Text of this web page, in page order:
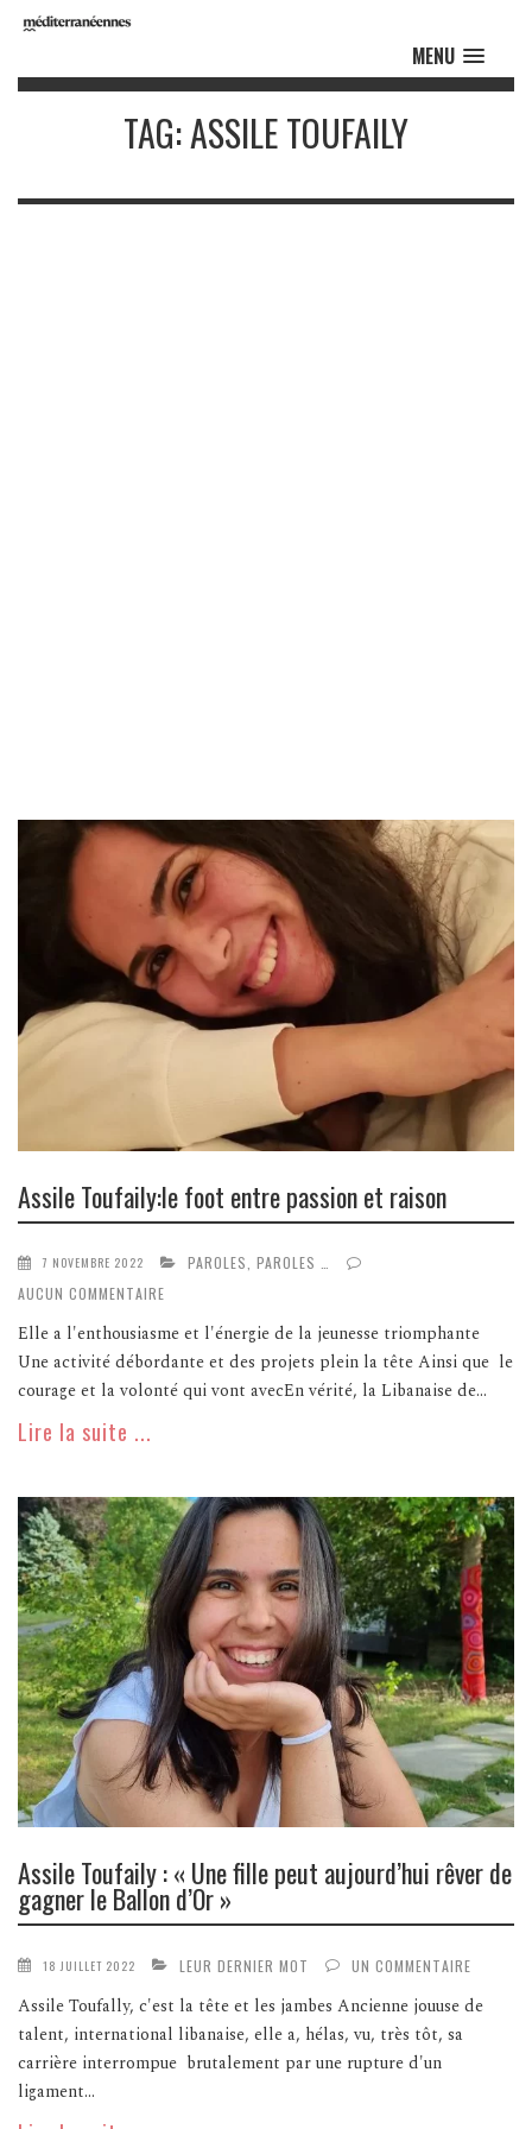
MENU
TAG: ASSILE TOUFAILY
Assile Toufaily:le foot entre passion et raison
7 NOVEMBRE 2022
PAROLES, PAROLES …
AUCUN COMMENTAIRE
Elle a l'enthousiasme et l'énergie de la jeunesse triomphante
Une activité débordante et des projets plein la tête Ainsi que le
courage et la volonté qui vont avecEn vérité, la Libanaise de...
Lire la suite ...
Assile Toufaily : « Une fille peut aujourd’hui rêver de
gagner le Ballon d’Or »
18 JUILLET 2022 LEUR DERNIER MOT UN COMMENTAIRE
Assile Toufally, c'est la tête et les jambes Ancienne jouuse de
talent, international libanaise, elle a, hélas, vu, très tôt, sa
carrière interrompue brutalement par une rupture d'un
ligament...